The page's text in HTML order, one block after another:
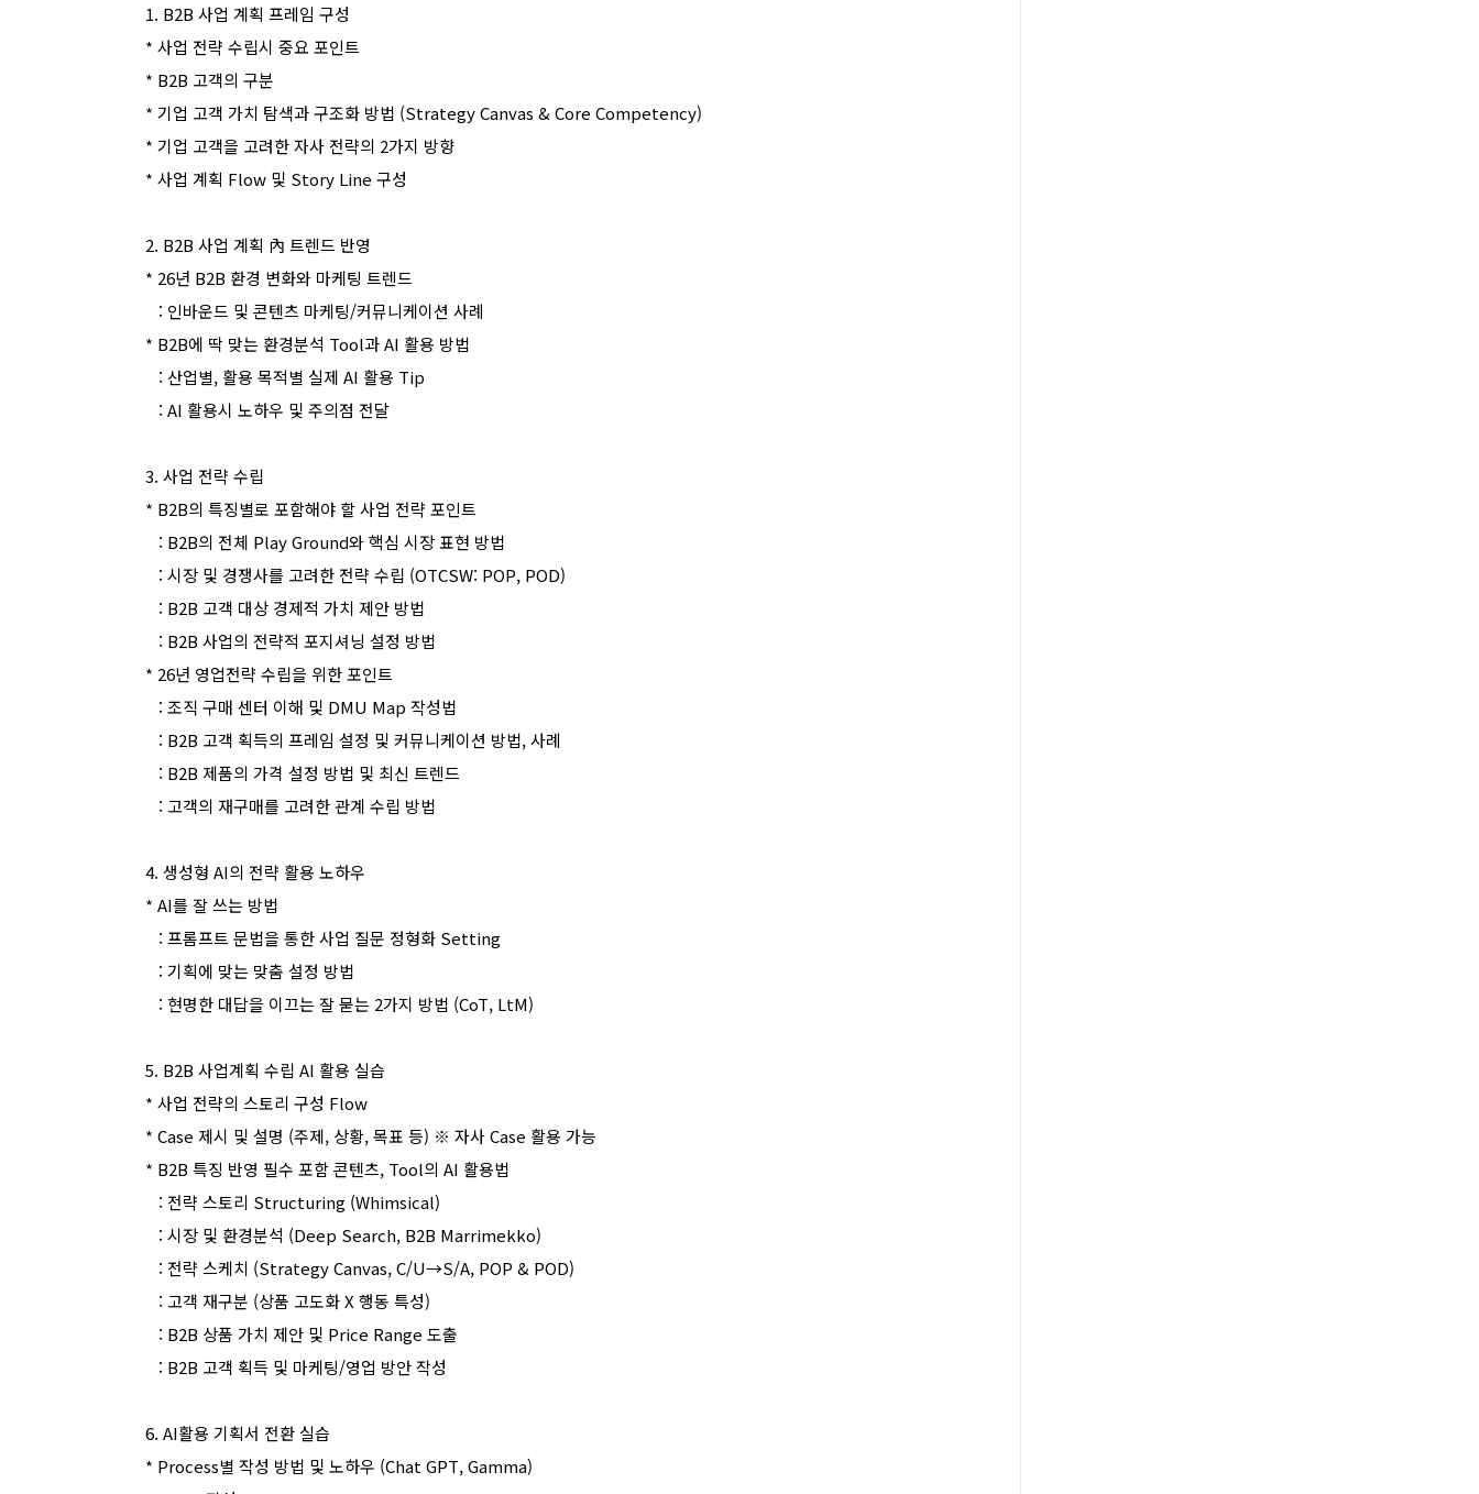
1. B2B 사업 계획 프레임 구성
* 사업 전략 수립시 중요 포인트
* B2B 고객의 구분
* 기업 고객 가치 탐색과 구조화 방법 (Strategy Canvas & Core Competency)
* 기업 고객을 고려한 자사 전략의 2가지 방향
* 사업 계획 Flow 및 Story Line 구성
2. B2B 사업 계획 內 트렌드 반영
* 26년 B2B 환경 변화와 마케팅 트렌드
: 인바운드 및 콘텐츠 마케팅/커뮤니케이션 사례
* B2B에 딱 맞는 환경분석 Tool과AI 활용 방법
: 산업별, 활용 목적별 실제 AI 활용 Tip
: AI 활용시 노하우 및 주의점 전달
3. 사업 전략 수립
* B2B의 특징별로 포함해야 할 사업 전략 포인트
: B2B의 전체 Play Ground와 핵심 시장 표현 방법
: 시장 및 경쟁사를 고려한 전략 수립 (OTCSW: POP, POD)
: B2B 고객 대상 경제적 가치 제안 방법
: B2B 사업의 전략적 포지셔닝 설정 방법
* 26년 영업전략 수립을 위한 포인트
: 조직 구매 센터 이해 및 DMU Map 작성법
: B2B 고객 획득의 프레임 설정 및 커뮤니케이션 방법,사례
: B2B 제품의 가격 설정 방법 및 최신 트렌드
: 고객의 재구매를 고려한 관계 수립 방법
4. 생성형 AI의 전략 활용 노하우
* AI를 잘 쓰는 방법
: 프롬프트 문법을 통한 사업 질문 정형화 Setting
: 기획에 맞는 맞춤 설정 방법
: 현명한 대답을 이끄는 잘 묻는 2가지 방법 (CoT, LtM)
5. B2B 사업계획 수립 AI 활용 실습
* 사업 전략의 스토리 구성 Flow
* Case 제시 및 설명 (주제, 상황,목표 등) ※ 자사Case 활용 가능
* B2B 특징 반영 필수 포함 콘텐츠, Tool의 AI 활용법
: 전략 스토리 Structuring (Whimsical)
: 시장 및 환경분석 (Deep Search, B2B Marrimekko)
: 전략 스케치 (Strategy Canvas, C/U→S/A, POP & POD)
: 고객 재구분 (상품 고도화X 행동 특성)
: B2B 상품 가치 제안 및 Price Range 도출
: B2B 고객 획득 및 마케팅/영업 방안 작성
6. AI활용 기획서 전환 실습
* Process별 작성 방법 및 노하우 (Chat GPT, Gamma)